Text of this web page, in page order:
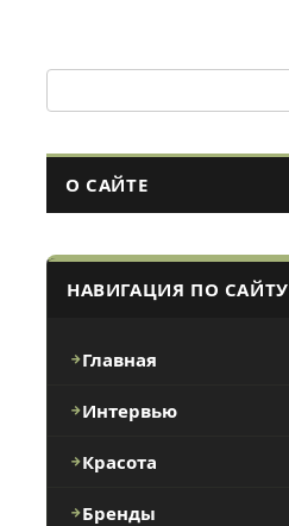
О САЙТЕ
НАВИГАЦИЯ ПО САЙТУ
Главная
Интервью
Красота
Бренды